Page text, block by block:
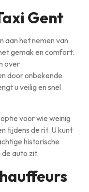
Gent
aan het nemen van
gemak en comfort.
over
door onbekende
u veilig en snel
voor wie weinig
tijdens de rit. U kunt
historische
auto zit.